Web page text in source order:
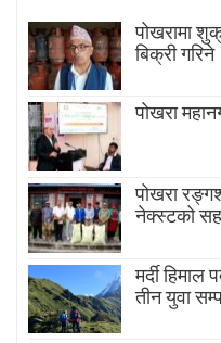
पोखरामा
बिक्री गरिने
पोखरा
पोखरा
नेक्स्टको
मर्दी हिमाल
तीन युवा